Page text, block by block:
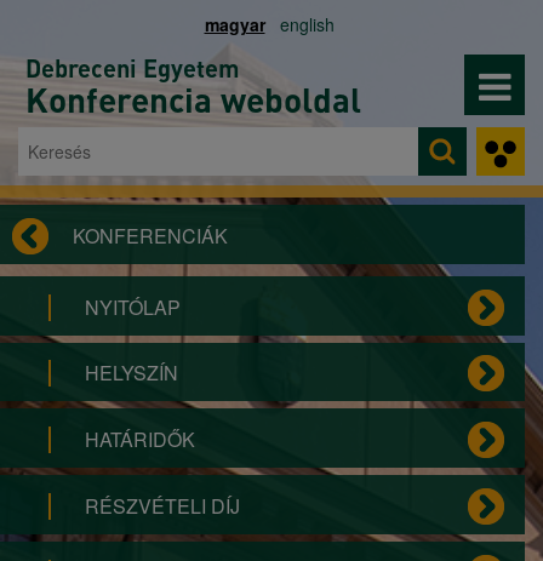
magyar english
Debreceni Egyetem
Konferencia weboldal
Keresés űrlap
Keresés
KONFERENCIÁK
NYITÓLAP
HELYSZÍN
HATÁRIDŐK
RÉSZVÉTELI DÍJ